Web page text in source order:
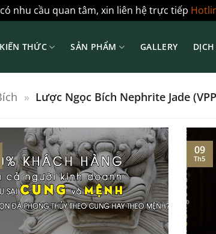
nhu cầu quan tâm, xin liên hệ trực tiếp
KIẾN THỨC SẢN PHẨM GALLERY
» Lược Ngọc Bích Nephrite Jade
09
Th5